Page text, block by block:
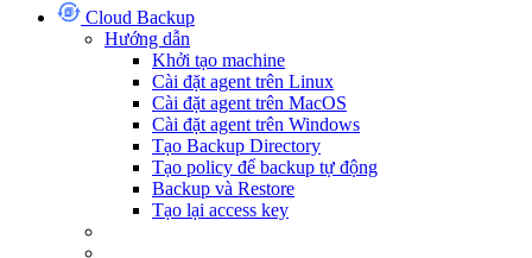
Cloud Backup
Hướng dẫn
Khởi tạo machine
Cài đặt agent trên Linux
Cài đặt agent trên MacOS
Cài đặt agent trên Windows
Tạo Backup Directory
Tạo policy để backup tự động
Backup và Restore
Tạo lại access key